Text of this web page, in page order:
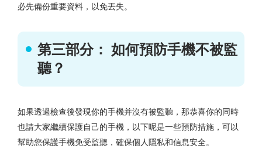
必先備份重要資料，以免丟失。
第三部分： 如何預防手機不被監
聽？
如果透過檢查後發現你的手機并沒有被監聽，那恭喜你的同時
也請大家繼續保護自己的手機，以下呢是一些預防措施，可以
幫助您保護手機免受監聽，確保個人隱私和信息安全。